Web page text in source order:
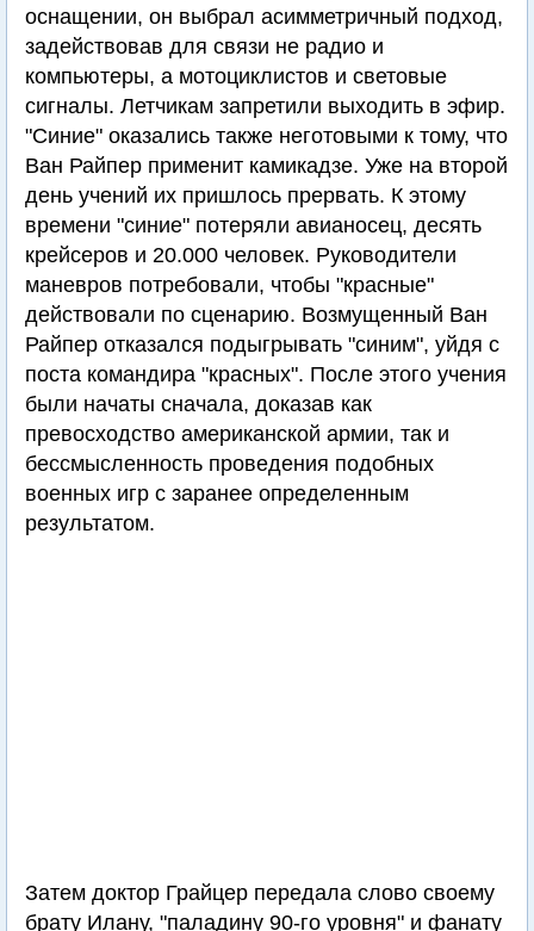
оснащении, он выбрал асимметричный подход,
задействовав для связи не радио и
компьютеры, а мотоциклистов и световые
сигналы. Летчикам запретили выходить в эфир.
"Синие" оказались также неготовыми к тому, что
Ван Райпер применит камикадзе. Уже на второй
день учений их пришлось прервать. К этому
времени "синие" потеряли авианосец, десять
крейсеров и 20.000 человек. Руководители
маневров потребовали, чтобы "красные"
действовали по сценарию. Возмущенный Ван
Райпер отказался подыгрывать "синим", уйдя с
поста командира "красных". После этого учения
были начаты сначала, доказав как
превосходство американской армии, так и
бессмысленность проведения подобных
военных игр с заранее определенным
результатом.
Затем доктор Грайцер передала слово своему
брату Илану, "паладину 90-го уровня" и фанату